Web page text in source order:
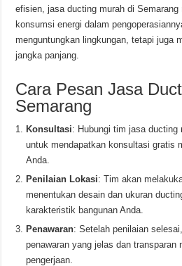
efisien, jasa ducting murah di Semarang
konsumsi energi dalam
menguntungkan lingkungan, tetapi juga
jangka panjang.
Cara Pesan Jasa
Semarang
Konsultasi: Hubungi tim jasa
untuk mendapatkan konsultasi gratis
Anda.
Penilaian Lokasi: Tim akan
menentukan desain dan ukuran
karakteristik bangunan Anda.
Penawaran: Setelah penilaian
penawaran yang jelas dan transparan
pengerjaan.